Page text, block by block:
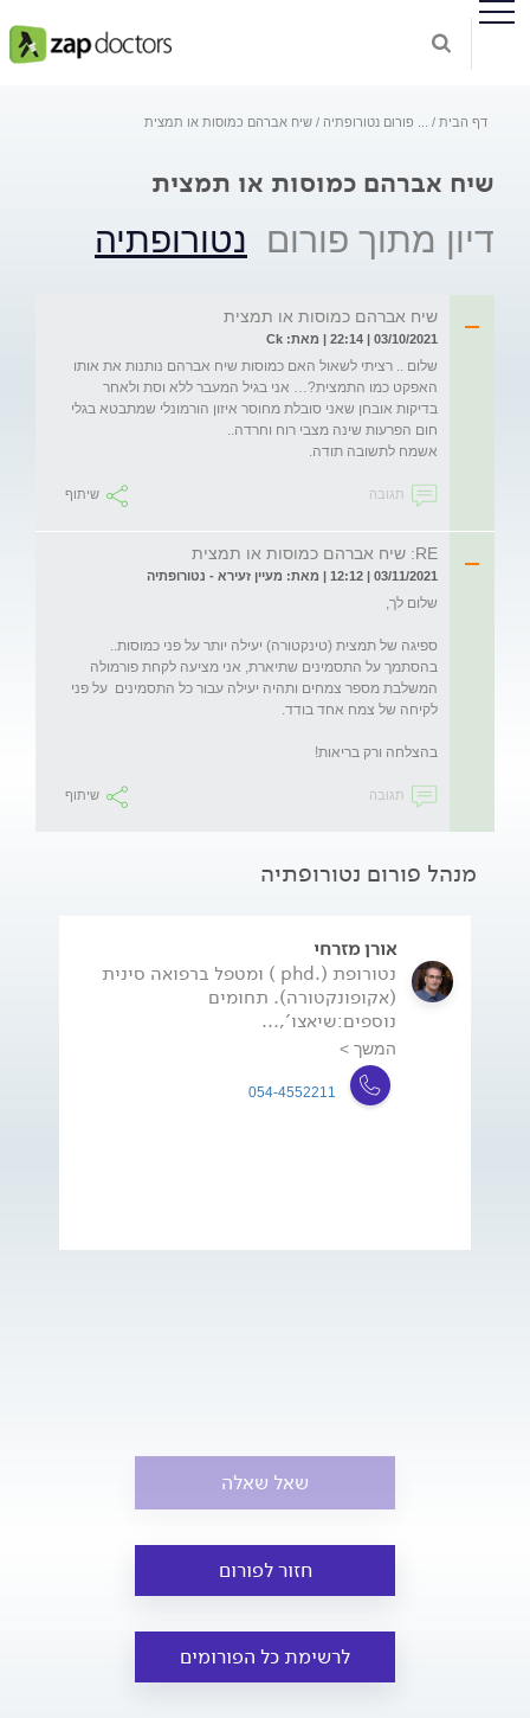
דף הבית פורום נטורופתיה שיח אברהם כמוסות או תמצית
שיח אברהם כמוסות או תמצית
דיון מתוך פורום נטורופתיה
שיח אברהם כמוסות או תמצית
03/10/2021 | 22:14 | מאת: Ck
שלום .. רציתי לשאול האם כמוסות שיח אברהם נותנות את אותו
האפקט כמו התמצית?… אני בגיל המעבר ללא וסת ולאחר
בדיקות אובחן שאני סובלת מחוסר איזון הורמונלי שמתבטא בגלי
אשמח לתשובה תודה.
תגובה שיתוף
RE: שיח אברהם כמוסות או תמצית
03/11/2021 | 12:12 | מאת: מעיין זעירא - נטורופתיה
בהסתמך על התסמינים שתיארת, אני מציעה לקחת פורמולה
המשלבת מספר צמחים ותהיה יעילה עבור כל התסמינים  על פני
בהצלחה ורק בריאות!
תגובה שיתוף
מנהל פורום נטורופתיה
אורן מזרחי
נטורופת (.phd ) ומטפל ברפואה סינית
(אקופונקטורה). תחומים
נוספים:שיאצו',...
המשך >
054-4552211
שאל שאלה
חזור לפורום
לרשימת כל הפורומים